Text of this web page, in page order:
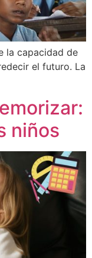
la capacidad de
el futuro. La
niños